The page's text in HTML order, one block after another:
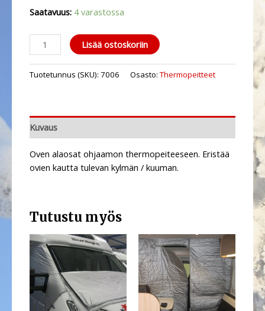
Saatavuus: 4 varastossa
Lisää ostoskoriin
Tuotetunnus (SKU): 7006 Osasto: Thermopeitteet
Kuvaus
Oven alaosat ohjaamon thermopeiteeseen. Eristää
ovien kautta tulevan kylmän / kuuman.
Tutustu myös